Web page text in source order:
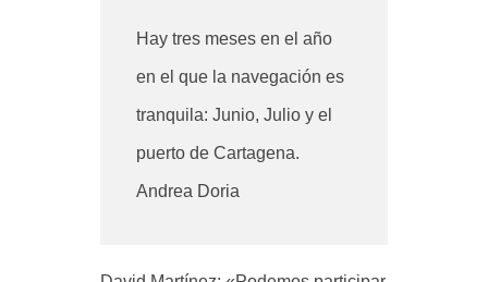
Hay tres meses en el año
en el que la navegación es
tranquila: Junio, Julio y el
puerto de Cartagena.
Andrea Doria